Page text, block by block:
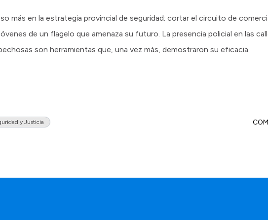
más en la estrategia provincial de seguridad: cortar el circuito de
de un flagelo que amenaza su futuro. La presencia policial en las
son herramientas que, una vez más, demostraron su eficacia.
y Justicia